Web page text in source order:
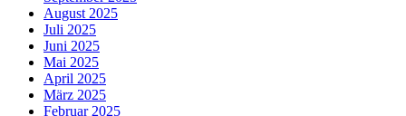
August 2025
Juli 2025
Juni 2025
Mai 2025
April 2025
März 2025
Februar 2025